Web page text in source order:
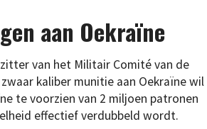
aan Oekraïne
van het Militair Comité van de
kaliber munitie aan Oekraïne wil
te voorzien van 2 miljoen patronen
effectief verdubbeld wordt.